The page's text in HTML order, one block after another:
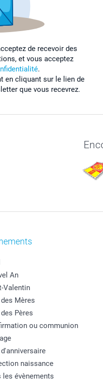
de recevoir des
et vous acceptez
.
en cliquant sur le lien de
que vous recevrez.
An
Valentin
Mères
Pères
ou communion
naissance
les évènements